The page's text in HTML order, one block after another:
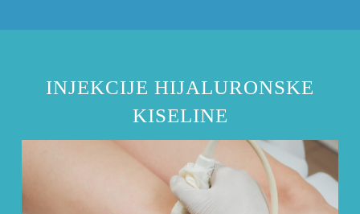
INJEKCIJE HIJALURONSKE
KISELINE